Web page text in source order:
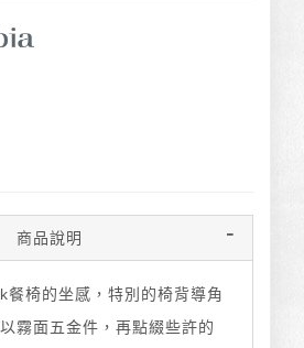
商品說明
餐椅的坐感，特別的椅背導角
霧面五金件，再點綴些許的